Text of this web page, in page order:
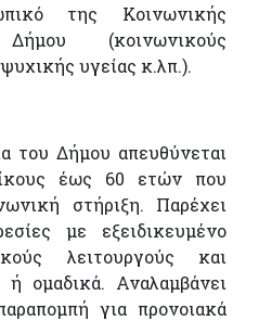
της Κοινωνικής
(κοινωνικούς
υγείας κ.λπ.).
του Δήμου απευθύνεται
έως 60 ετών που
στήριξη. Παρέχει
με εξειδικευμένο
λειτουργούς και
ομαδικά. Αναλαμβάνει
για προνοιακά